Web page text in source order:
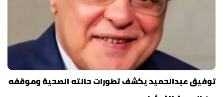
توفيق عبدالحميد يكشف تطورات حالته الصحية وموقفه